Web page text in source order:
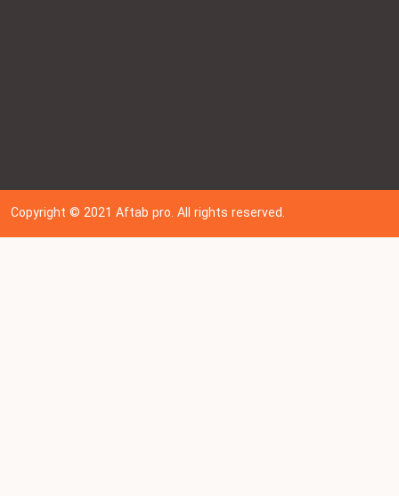
Copyright © 202 1Aftab pro. All rights reserved.